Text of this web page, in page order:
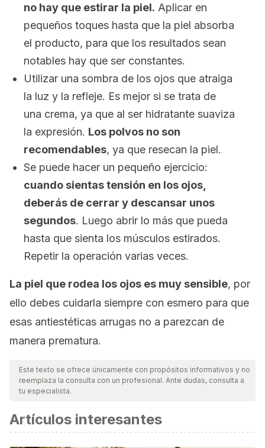
no hay que estirar la piel. Aplicar en
pequeños toques hasta que la piel absorba
el producto, para que los resultados sean
notables hay que ser constantes.
Utilizar una sombra de los ojos que atraiga
la luz y la refleje. Es mejor si se trata de
una crema, ya que al ser hidratante suaviza
la expresión. Los polvos no son
recomendables, ya que resecan la piel.
Se puede hacer un pequeño ejercicio:
cuando sientas tensión en los ojos,
deberás de cerrar y descansar unos
segundos. Luego abrir lo más que pueda
hasta que sienta los músculos estirados.
Repetir la operación varias veces.
La piel que rodea los ojos es muy sensible, por
ello debes cuidarla siempre con esmero para que
esas antiestéticas arrugas no a parezcan de
manera prematura.
Este texto se ofrece únicamente con propósitos informativos y no
reemplaza la consulta con un profesional. Ante dudas, consulta a
tu especialista.
Artículos interesantes